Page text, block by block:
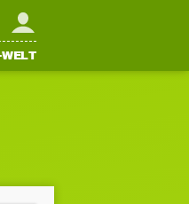
Mein FFH